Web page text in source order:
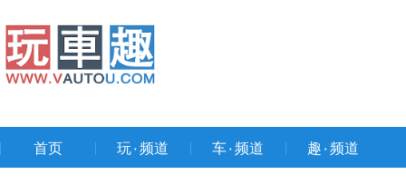
首页 玩۰频道 车۰频道 趣۰频道